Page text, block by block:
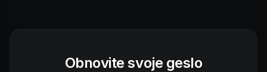
Obnovite svoje geslo